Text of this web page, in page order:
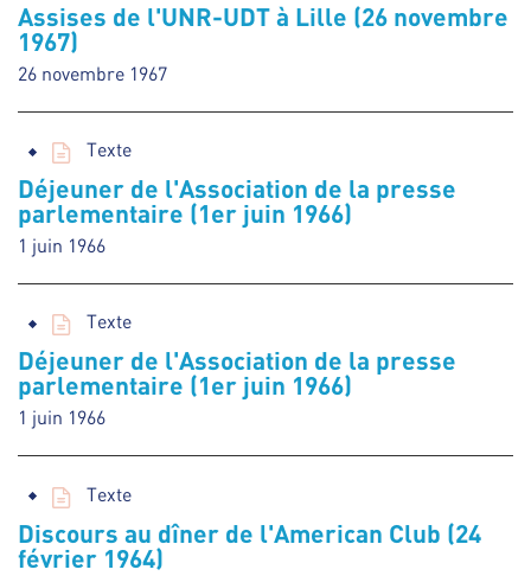
Assises de l'UNR-UDT à Lille (26 novembre
1967)
26 novembre 1967
Texte
Déjeuner de l'Association de la presse
parlementaire (1er juin 1966)
1 juin 1966
Texte
Déjeuner de l'Association de la presse
parlementaire (1er juin 1966)
1 juin 1966
Texte
Discours au dîner de l'American Club (24
février 1964)